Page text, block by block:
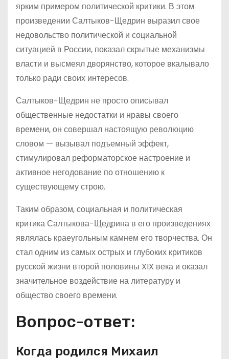
ярким примером политической критики. В этом
произведении Салтыков-Щедрин выразил свое
недовольство политической и социальной
ситуацией в России, показал скрытые механизмы
власти и высмеял дворянство, которое вкалывало
только ради своих интересов.
Салтыков-Щедрин не просто описывал
общественные недостатки и нравы своего
времени, он совершал настоящую революцию
словом — вызывал подъемный эффект,
стимулировал реформаторское настроение и
активное негодование по отношению к
существующему строю.
Таким образом, социальная и политическая
критика Салтыкова-Щедрина в его произведениях
являлась краеугольным камнем его творчества. Он
стал одним из самых острых и глубоких критиков
русской жизни второй половины XIX века и оказал
значительное воздействие на литературу и
общество своего времени.
Вопрос-ответ:
Когда родился Михаил